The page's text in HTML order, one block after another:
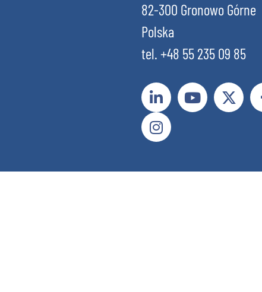
82-300 Gronowo Górne
Polska
tel. +48 55 235 09 85